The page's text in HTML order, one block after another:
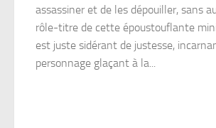
assassiner et de les dépouiller, sans
rôle-titre de cette époustouflante
est juste sidérant de justesse,
personnage glaçant à la...